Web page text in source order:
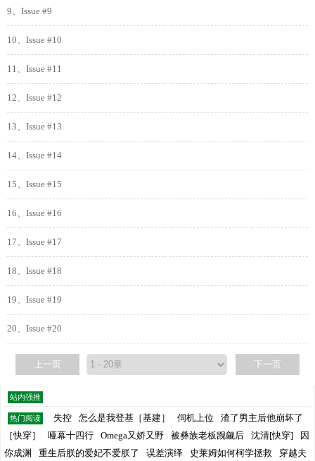
9、Issue #9
10、Issue #10
11、Issue #11
12、Issue #12
13、Issue #13
14、Issue #14
15、Issue #15
16、Issue #16
17、Issue #17
18、Issue #18
19、Issue #19
20、Issue #20
上一页 下一页
站内强推
热门阅读 失控 怎么是我登基［基建］ 伺机上位
渣了男主后他崩坏了
［快穿］
哑幕十四行 Omega又娇又野 被彝族老板觊觎后 沈清[快穿]
因
你成渊
重生后朕的爱妃不爱朕了 误差演绎 史莱姆如何柯学拯救 穿越夫